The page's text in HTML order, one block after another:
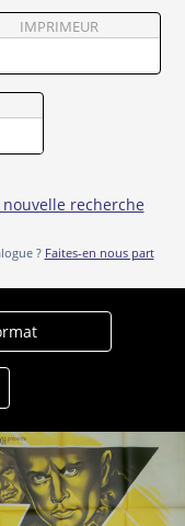
IMPRIMEUR
recherche
? Faites-en nous part